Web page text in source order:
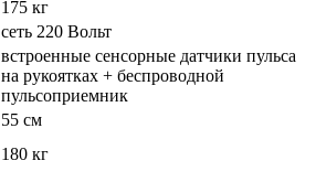
175 кг
сеть 220 Вольт
встроенные сенсорные датчики пульса
на рукоятках + беспроводной
пульсоприемник
55 см
180 кг